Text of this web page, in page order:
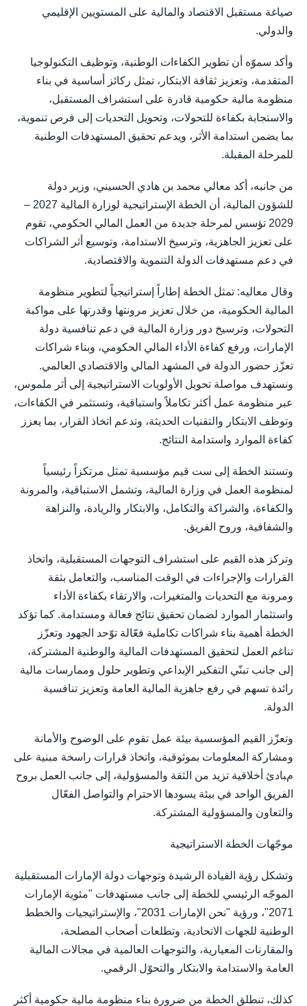
صياغة مستقبل الاقتصاد والمالية على المستويين الإقليمي
والدولي.
وأكد سموّه أن تطوير الكفاءات الوطنية، وتوظيف التكنولوجيا
المتقدمة، وتعزيز ثقافة الابتكار، تمثل ركائز أساسية في بناء
منظومة مالية حكومية قادرة على استشراف المستقبل،
والاستجابة بكفاءة للتحولات، وتحويل التحديات إلى فرص تنموية،
بما يضمن استدامة الأثر، ويدعم تحقيق المستهدفات الوطنية
للمرحلة المقبلة.
من جانبه، أكد معالي محمد بن هادي الحسيني، وزير دولة
للشؤون المالية، أن الخطة الإستراتيجية لوزارة المالية 2027 –
2029 تؤسس لمرحلة جديدة من العمل المالي الحكومي، تقوم
على تعزيز الجاهزية، وترسيخ الاستدامة، وتوسيع أثر الشراكات
في دعم مستهدفات الدولة التنموية والاقتصادية.
وقال معاليه: تمثل الخطة إطاراً إستراتيجياً لتطوير منظومة
المالية الحكومية، من خلال تعزيز مرونتها وقدرتها على مواكبة
التحولات، وترسيخ دور وزارة المالية في دعم تنافسية دولة
الإمارات، ورفع كفاءة الأداء المالي الحكومي، وبناء شراكات
تعزّز حضور الدولة في المشهد المالي والاقتصادي العالمي.
ونستهدف مواصلة تحويل الأولويات الاستراتيجية إلى أثر ملموس،
عبر منظومة عمل أكثر تكاملاً واستباقية، وتستثمر في الكفاءات،
وتوظف الابتكار والتقنيات الحديثة، وتدعم اتخاذ القرار، بما يعزز
كفاءة الموارد واستدامة النتائج.
وتستند الخطة إلى ست قيم مؤسسية تمثل مرتكزاً رئيسياً
لمنظومة العمل في وزارة المالية، وتشمل الاستباقية، والمرونة
والكفاءة، والشراكة والتكامل، والابتكار والريادة، والنزاهة
والشفافية، وروح الفريق.
وتركز هذه القيم على استشراف التوجهات المستقبلية، واتخاذ
القرارات والإجراءات في الوقت المناسب، والتعامل بثقة
ومرونة مع التحديات والمتغيرات، والارتقاء بكفاءة الأداء
واستثمار الموارد لضمان تحقيق نتائج فعالة ومستدامة. كما تؤكد
الخطة أهمية بناء شراكات تكاملية فعّالة توّحد الجهود وتعزّز
تناغم العمل لتحقيق المستهدفات المالية والوطنية المشتركة،
إلى جانب تبنّي التفكير الإبداعي وتطوير حلول وممارسات مالية
رائدة تسهم في رفع جاهزية المالية العامة وتعزيز تنافسية
الدولة.
وتعزّز القيم المؤسسية بيئة عمل تقوم على الوضوح والأمانة
ومشاركة المعلومات بموثوقية، واتخاذ قرارات راسخة مبنية على
مبادئ أخلاقية تزيد من الثقة والمسؤولية، إلى جانب العمل بروح
الفريق الواحد في بيئة يسودها الاحترام والتواصل الفعّال
والتعاون والمسؤولية المشتركة.
موجّهات الخطة الاستراتيجية
وتشكل رؤية القيادة الرشيدة وتوجهات دولة الإمارات المستقبلية
الموجّه الرئيسي للخطة إلى جانب مستهدفات "مئوية الإمارات
2071"، ورؤية "نحن الإمارات 2031"، والإستراتيجيات والخطط
الوطنية للجهات الاتحادية، وتطلعات أصحاب المصلحة،
والمقارنات المعيارية، والتوجهات العالمية في مجالات المالية
العامة والاستدامة والابتكار والتحوّل الرقمي.
كذلك، تنطلق الخطة من ضرورة بناء منظومة مالية حكومية أكثر